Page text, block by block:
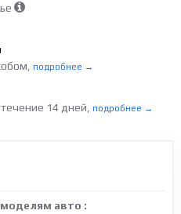
подробнее →
14 дней,
подробнее →
авто :